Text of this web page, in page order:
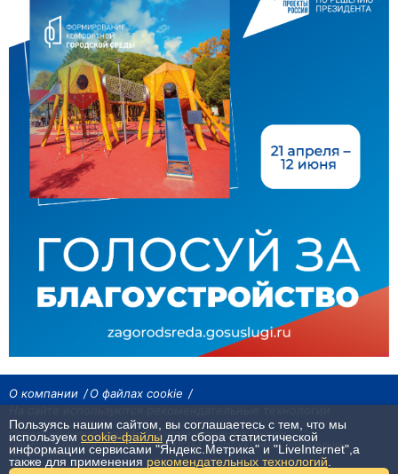
О компании
О файлах cookie
Сетевое издание «Байкал24». Все права охраняются законом.
При использовании материалов агентства на других сайтах, обязательна
гиперссылка.
Пользуясь нашим сайтом, вы соглашаетесь с тем, что мы
используем cookie-файлы для сбора статистической
информации сервисами "Яндекс.Метрика" и "LiveInternet",а
также для применения рекомендательных технологий